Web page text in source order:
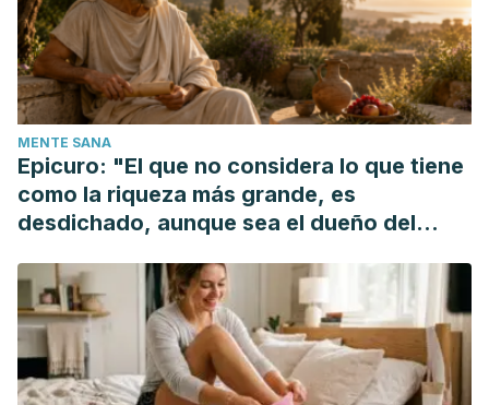
Lawrence E. Jerome. (1989).Crystal Power: The Ultimate
Placebo Effect
Elizabeth Palermo, “Crystal Healing: Stone-Cold Facts
About Gemstone Treatments” (2017)
MENTE SANA
Epicuro: "El que no considera lo que tiene
como la riqueza más grande, es
desdichado, aunque sea el dueño del